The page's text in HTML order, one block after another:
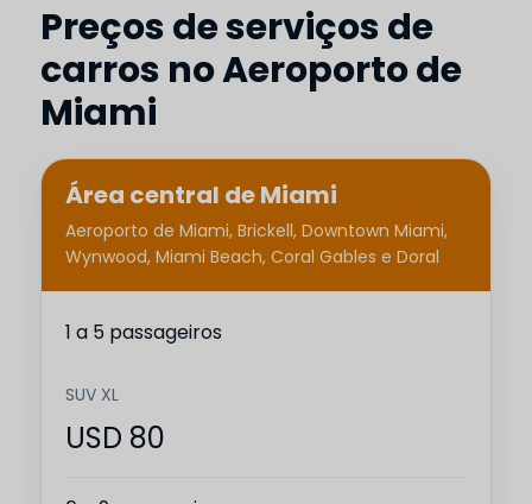
Preços de serviços de
carros no Aeroporto de
Miami
Área central de Miami
Aeroporto de Miami, Brickell, Downtown Miami,
Wynwood, Miami Beach, Coral Gables e Doral
1 a 5 passageiros
SUV XL
USD 80